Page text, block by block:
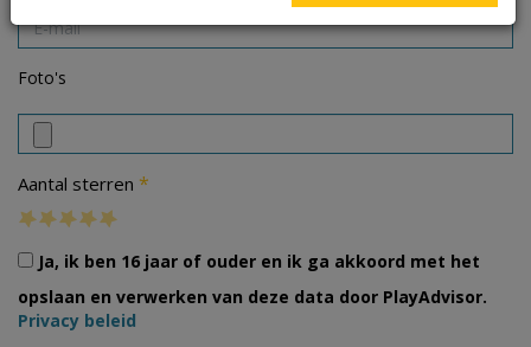
Foto's
Aantal sterren *
Ja, ik ben 16 jaar of ouder en ik ga akkoord met het
opslaan en verwerken van deze data door PlayAdvisor.
Privacy beleid